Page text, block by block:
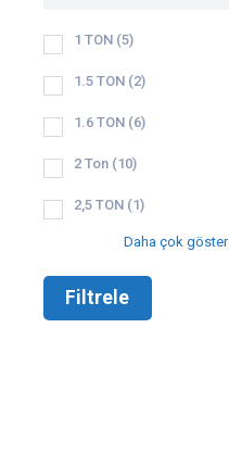
1 TON (5)
1.5 TON (2)
1.6 TON (6)
2 Ton (10)
2,5 TON (1)
Daha çok göster
Filtrele